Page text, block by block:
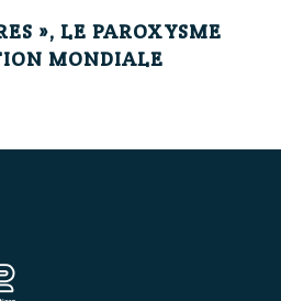
», LE PAROXYSME
MONDIALE